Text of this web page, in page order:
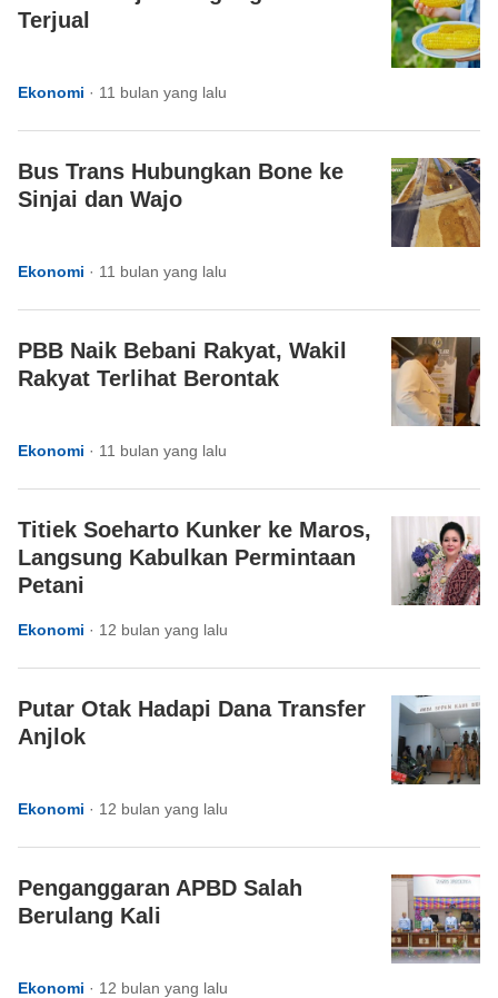
Terjual
Ekonomi · 11 bulan yang lalu
Bus Trans Hubungkan Bone ke
Sinjai dan Wajo
Ekonomi · 11 bulan yang lalu
PBB Naik Bebani Rakyat, Wakil
Rakyat Terlihat Berontak
Ekonomi · 11 bulan yang lalu
Titiek Soeharto Kunker ke Maros,
Langsung Kabulkan Permintaan
Petani
Ekonomi · 12 bulan yang lalu
Putar Otak Hadapi Dana Transfer
Anjlok
Ekonomi · 12 bulan yang lalu
Penganggaran APBD Salah
Berulang Kali
Ekonomi · 12 bulan yang lalu